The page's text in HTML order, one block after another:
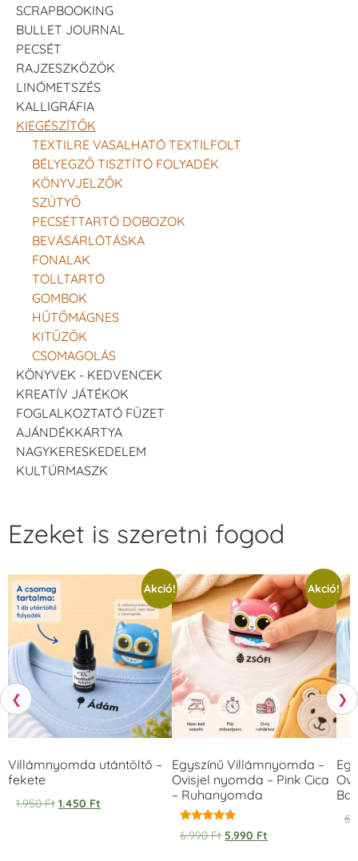
SCRAPBOOKING
BULLET JOURNAL
PECSÉT
RAJZESZKÖZÖK
LINÓMETSZÉS
KALLIGRÁFIA
KIEGÉSZÍTŐK
TEXTILRE VASALHATÓ TEXTILFOLT
BÉLYEGZŐ TISZTÍTÓ FOLYADÉK
KÖNYVJELZŐK
SZÜTYŐ
PECSÉTTARTÓ DOBOZOK
BEVÁSÁRLÓTÁSKA
FONALAK
TOLLTARTÓ
GOMBOK
HŰTŐMÁGNES
KITŰZŐK
CSOMAGOLÁS
KÖNYVEK - KEDVENCEK
KREATÍV JÁTÉKOK
FOGLALKOZTATÓ FÜZET
AJÁNDÉKKÁRTYA
NAGYKERESKEDELEM
KULTÚRMASZK
❮
Ezeket is szeretni fogod
Akció!
Villámnyomda utántöltő –
fekete
1.950Ft 1.450 Ft
Akció!
Egyszínű Villámnyomda –
Ovisjel nyomda – Pink Cica
– Ruhanyomda
Értékelés:
5.00
6.990Ft 5.990 Ft
❯